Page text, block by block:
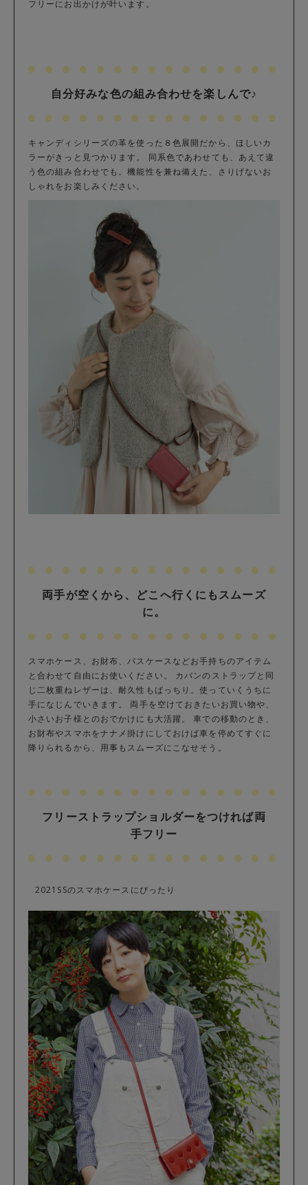
フリーにお出かけが叶います。
自分好みな色の組み合わせを楽しんで♪
キャンディシリーズの革を使った８色展開だから、ほしいカ
ラーがきっと見つかります。 同系色であわせても、あえて違
う色の組み合わせでも。機能性を兼ね備えた、さりげないお
しゃれをお楽しみください。
両手が空くから、どこへ行くにもスムーズ
に。
スマホケース、お財布、パスケースなどお手持ちのアイテム
と合わせて自由にお使いください。 カバンのストラップと同
じ二枚重ねレザーは、耐久性もばっちり。使っていくうちに
手になじんでいきます。 両手を空けておきたいお買い物や、
小さいお子様とのおでかけにも大活躍。 車での移動のとき、
お財布やスマホをナナメ掛けにしておけば車を停めてすぐに
降りられるから、用事もスムーズにこなせそう。
フリーストラップショルダーをつければ両
手フリー
2021SSのスマホケースにぴったり